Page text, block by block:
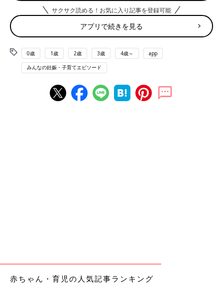
■指がピース
「生まれた直後、カンガルーケアをしてもらって写真を撮ろうと
いと思います」(りうりう)
■夫にそっくり
「生まれたばかりなのに、遠山の金さん状態で片方の肩だけ出し
て何食わぬ顔でいたり、寝相と表情がパパそっくりだったことで
らい、眉間にシワを寄せて必死なのが、また違った可愛さです
サクサク読める！お気に入り記事を登録可能
アプリで続きを見る
0歳 1歳 2歳 3歳 4歳～ app
みんなの妊娠・子育てエピソード
赤ちゃん・育児の人気記事ランキング